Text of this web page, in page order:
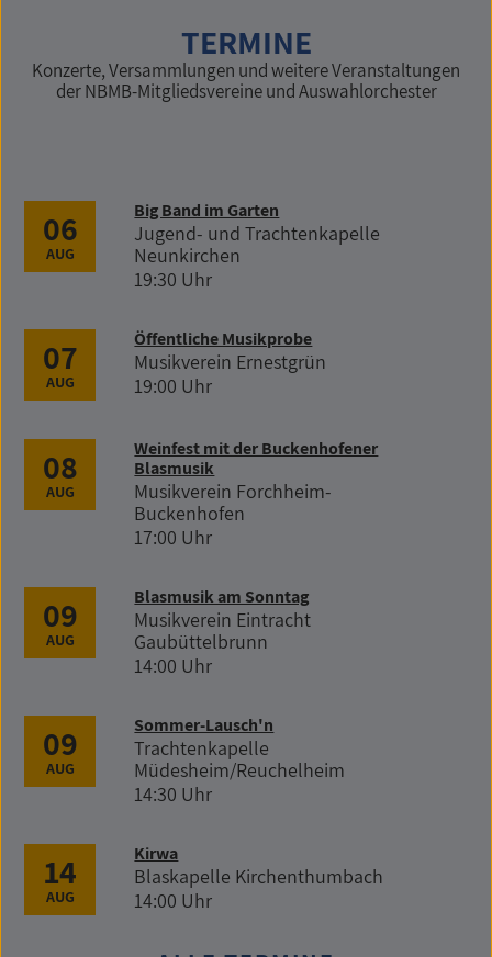
TERMINE
Konzerte, Versammlungen und weitere Veranstaltungen
der NBMB-Mitgliedsvereine und Auswahlorchester
06
AUG
Big Band im Garten
Jugend- und Trachtenkapelle
Neunkirchen
19:30 Uhr
07
AUG
Öffentliche Musikprobe
Musikverein Ernestgrün
19:00 Uhr
08
AUG
Weinfest mit der Buckenhofener
Blasmusik
Musikverein Forchheim-
Buckenhofen
17:00 Uhr
09
AUG
Blasmusik am Sonntag
Musikverein Eintracht
Gaubüttelbrunn
14:00 Uhr
09
AUG
Sommer-Lausch'n
Trachtenkapelle
Müdesheim/Reuchelheim
14:30 Uhr
14
AUG
Kirwa
Blaskapelle Kirchenthumbach
14:00 Uhr